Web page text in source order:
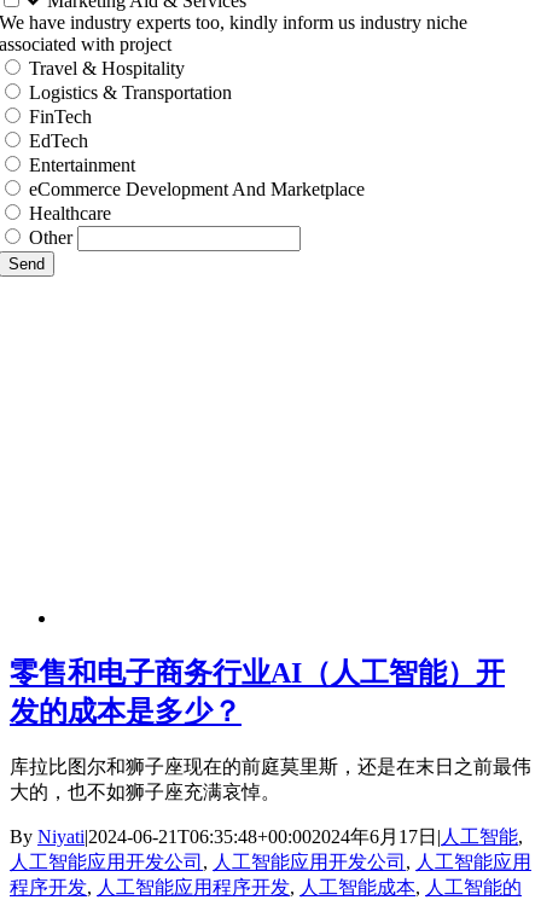
We have industry experts too, kindly inform us industry niche
associated with project
Travel & Hospitality
Logistics & Transportation
FinTech
EdTech
Entertainment
eCommerce Development And Marketplace
Healthcare
Other
Send
零售和电子商务行业AI（人工智能）开
发的成本是多少？
库拉比图尔和狮子座现在的前庭莫里斯，还是在末日之前最伟
大的，也不如狮子座充满哀悼。
By Niyati|2024-06-21T06:35:48+00:002024年6月17日 | 人工智能,
人工智能应用开发公司 , 人工智能应用开发公司 , 人工智能应用
程序开发, 人工智能应用程序开发, 人工智能成本, 人工智能的